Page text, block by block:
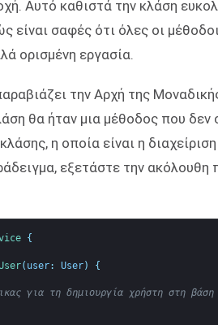
Αυτό καθιστά την κλάση
είναι σαφές ότι όλες οι
ορισμένη εργασία.
την Αρχή της
θα ήταν μια μέθοδος που δεν
η οποία είναι η
εξετάστε την
{
( user: User) {
για τη δημιουργία χρήστη στη βάση